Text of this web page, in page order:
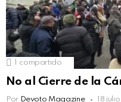
compartido
No al Cierre de la
Por Devoto Magazine 18